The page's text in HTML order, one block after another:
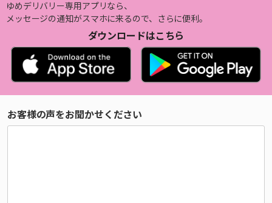
ゆめデリバリー専用アプリなら、
メッセージの通知がスマホに来るので、さらに便利。
ダウンロードはこちら
お客様の声をお聞かせください